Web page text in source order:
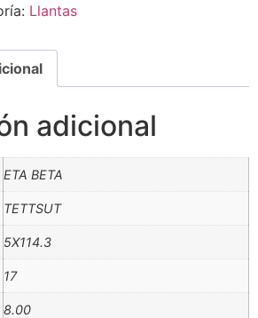
Llantas
adicional
ETA BETA
TETTSUT
5X114.3
17
8.00